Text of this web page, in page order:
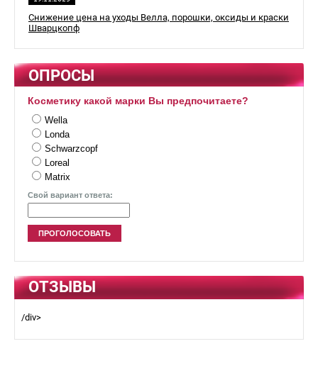
Снижение цена на уходы Велла, порошки, оксиды и краски
Шварцкопф
ОПРОСЫ
Косметику какой марки Вы предпочитаете?
Wella
Londa
Schwarzcopf
Loreal
Matrix
Свой вариант ответа:
ОТЗЫВЫ
/div>